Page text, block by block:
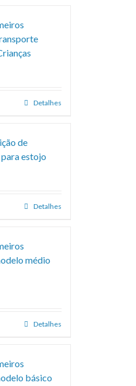
Detalhes
de
estojo
Detalhes
médio
Detalhes
básico